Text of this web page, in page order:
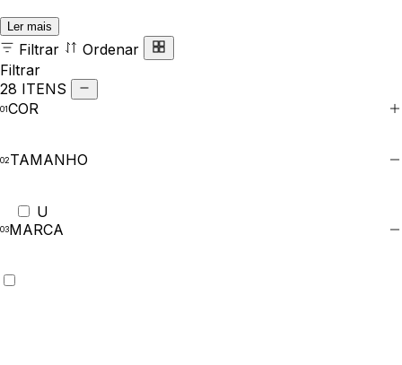
Ler mais
Filtrar
Ordenar
Filtrar
28 ITENS
COR
TAMANHO
U
MARCA